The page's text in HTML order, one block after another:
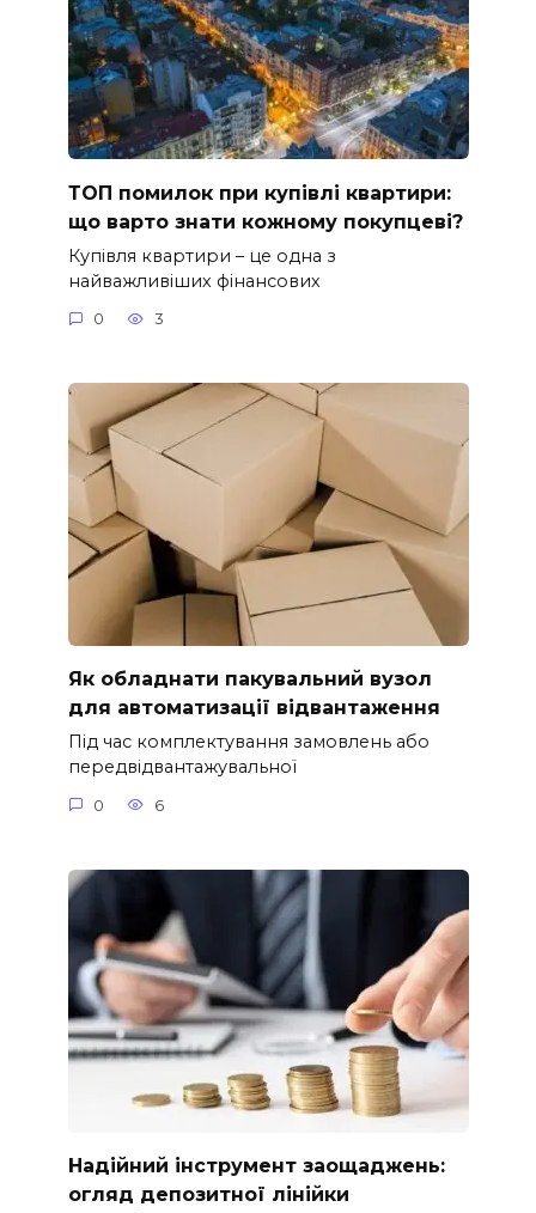
ТОП помилок при купівлі квартири:
що варто знати кожному покупцеві?
Купівля квартири – це одна з
найважливіших фінансових
0 3
Як обладнати пакувальний вузол
для автоматизації відвантаження
Під час комплектування замовлень або
передвідвантажувальної
0 6
Надійний інструмент заощаджень:
огляд депозитної лінійки